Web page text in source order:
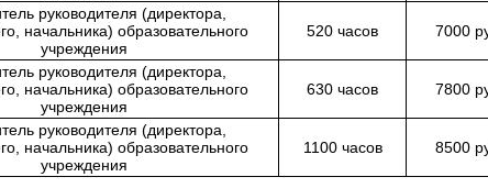
руководителя (директора,
начальника) образовательного
учреждения
520 часов 7000
руководителя (директора,
начальника) образовательного
учреждения
630 часов 7800
руководителя (директора,
начальника) образовательного
учреждения
1100 часов 8500